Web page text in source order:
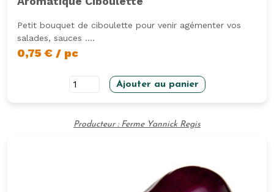
Petit bouquet de ciboulette pour venir agémenter vos
salades, sauces ....
0,75€ / pc
quantité
de
Ciboulette
Ajouter au panier
Producteur : Ferme Yannick Regis